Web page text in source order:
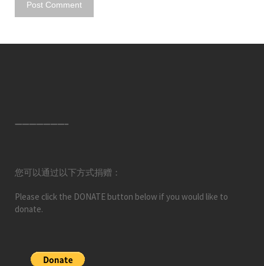
———————–
您可以通过以下方式捐赠：
Please click the DONATE button below if you would like to
donate.